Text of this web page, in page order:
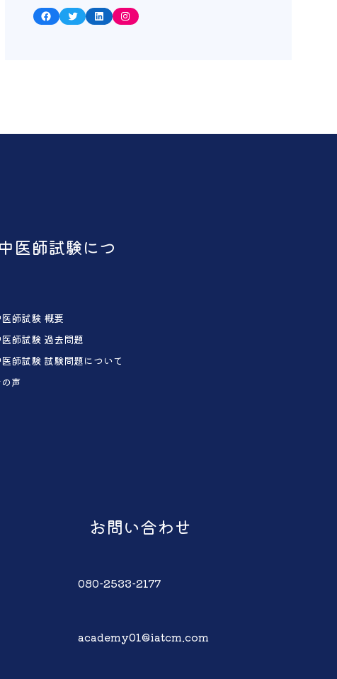
Facebook Twitter LinkedIn Instagram
医師試験につ
師試験 概要
師試験 過去問題
師試験 試験問題について
声
お問い合わせ
080-2533-2177
academy01@iatcm.com